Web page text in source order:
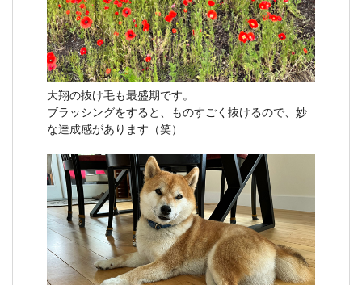
大翔の抜け毛も最盛期です。
ブラッシングをすると、ものすごく抜けるので、妙
な達成感があります（笑）